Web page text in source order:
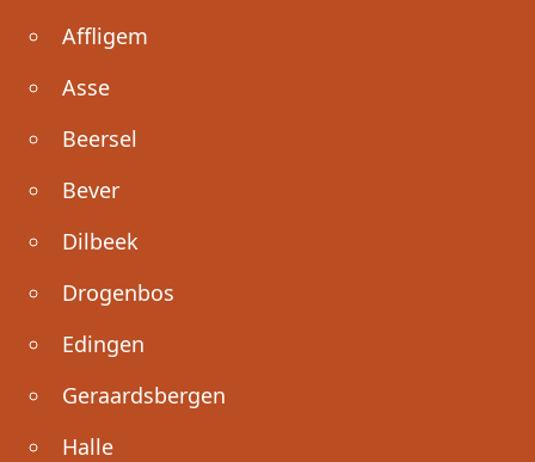
Affligem
Asse
Beersel
Bever
Dilbeek
Drogenbos
Edingen
Geraardsbergen
Halle